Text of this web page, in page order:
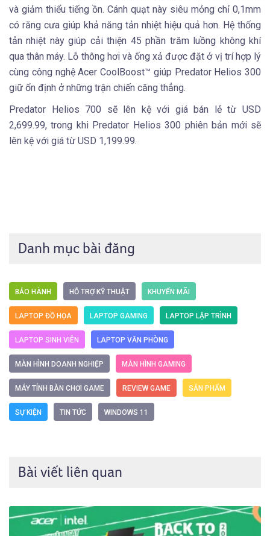
và giảm thiểu tiếng ồn. Cánh quạt này siêu mỏng chỉ 0,1mm
có răng cưa giúp khả năng tản nhiệt hiệu quả hơn. Hệ thống
tản nhiệt này giúp cải thiện 45 phần trăm luồng không khí
qua thân máy. Lỗ thông hơi và ống xả được đặt ở vị trí hợp lý
cùng công nghệ Acer CoolBoost™ giúp Predator Helios 300
giữ ổn định ở những trận chiến căng thẳng.
Predator Helios 700 sẽ lên kệ với giá bán lẻ từ USD
2,699.99, trong khi Predator Helios 300 phiên bản mới sẽ
lên kệ với giá từ USD 1,199.99.
Danh mục bài đăng
BẢO HÀNH HỖ TRỢ KỸ THUẬT KHUYẾN MÃI
LAPTOP ĐỒ HỌA LAPTOP GAMING LAPTOP LẬP TRÌNH
LAPTOP SINH VIÊN LAPTOP VĂN PHÒNG
MÀN HÌNH DOANH NGHIỆP MÀN HÌNH GAMING
MÁY TÍNH BÀN CHƠI GAME REVIEW GAME SẢN PHẨM
SỰ KIỆN TIN TỨC WINDOWS 11
Bài viết liên quan